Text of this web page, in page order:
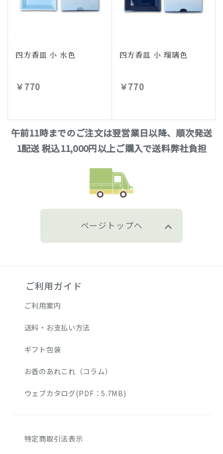
四方香皿 小 水色
￥770
四方香皿 小 瑠璃色
￥770
午前11時までのご注文は翌営業日以降、順次発送
1配送 税込11,000円以上ご購入で送料弊社負担
ページトップへ
ご利用ガイド
ご利用案内
送料・お支払い方法
ギフト包装
お香のあれこれ（コラム）
ウェブカタログ(PDF：5.7MB)
特定商取引法表示